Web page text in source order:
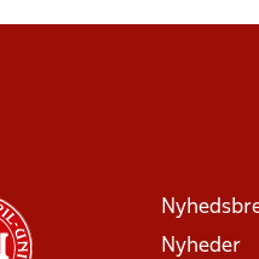
Nyheder